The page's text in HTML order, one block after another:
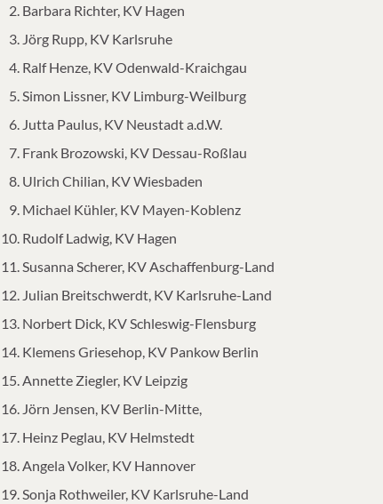
Barbara Richter, KV Hagen
Jörg Rupp, KV Karlsruhe
Ralf Henze, KV Odenwald-Kraichgau
Simon Lissner, KV Limburg-Weilburg
Jutta Paulus, KV Neustadt a.d.W.
Frank Brozowski, KV Dessau-Roßlau
Ulrich Chilian, KV Wiesbaden
Michael Kühler, KV Mayen-Koblenz
Rudolf Ladwig, KV Hagen
Susanna Scherer, KV Aschaffenburg-Land
Julian Breitschwerdt, KV Karlsruhe-Land
Norbert Dick, KV Schleswig-Flensburg
Klemens Griesehop, KV Pankow Berlin
Annette Ziegler, KV Leipzig
Jörn Jensen, KV Berlin-Mitte,
Heinz Peglau, KV Helmstedt
Angela Volker, KV Hannover
Sonja Rothweiler, KV Karlsruhe-Land